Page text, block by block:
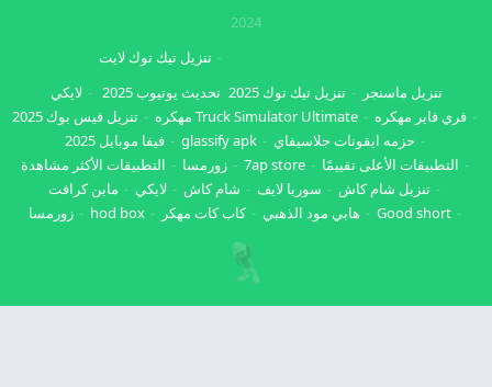
2024
تنزيل ماسنجر تنزيل تيك توك 2025
تنزيل تيك توك لايت
تحديث يوتيوب 2025
لايكي
فري فاير مهكره
Truck Simulator Ultimate مهكره
تنزيل فيس بوك 2025
حزمه ايقونات جلاسيفاي
glassify apk
فيفا موبايل 2025
التطبيقات الأعلى تقييمًا
7ap store زورمسا
التطبيقات الأكثر مشاهدة
تنزيل شام كاش
سوريا لايف شام كاش لايكي
ماين كرافت
Good short
هابي مود الذهبي كاب كات مهكر hod box زورمسا